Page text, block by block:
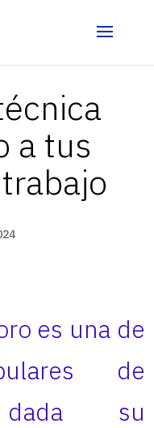
a tus
es una de
de
dada su